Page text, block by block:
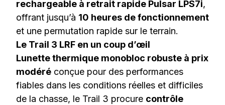
rechargeable à retrait rapide Pulsar LPS7i,
offrant jusqu’à 10 heures de fonctionnement
et une permutation rapide sur le terrain.
Le Trail 3 LRF en un coup d’œil
Lunette thermique monobloc robuste à prix
modéré conçue pour des performances
fiables dans les conditions réelles et difficiles
de la chasse, le Trail 3 procure contrôle